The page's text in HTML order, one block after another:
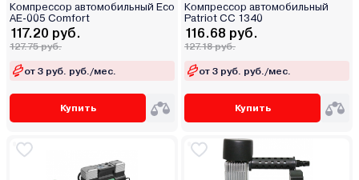
Компрессор автомобильный Eco
AE-005 Comfort
117.20 руб.
127.75 руб.
от 3 руб. руб./мес.
Купить
Компрессор автомобильный
Patriot CC 1340
116.68 руб.
127.18 руб.
от 3 руб. руб./мес.
Купить